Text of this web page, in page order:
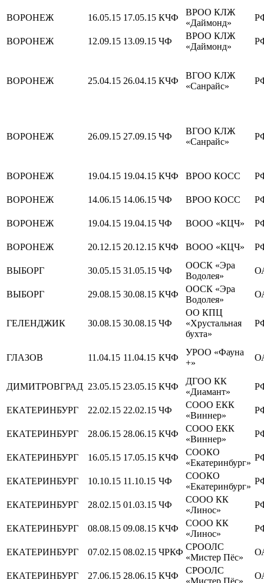
ВОРОНЕЖ 16.05.15 17.05.15 КЧФ
ВРОО КЛЖ
«Даймонд»
ВОРОНЕЖ 12.09.15 13.09.15 ЧФ
ВРОО КЛЖ
«Даймонд»
ВОРОНЕЖ 25.04.15 26.04.15 КЧФ
ВГОО КЛЖ
«Санрайс»
ВОРОНЕЖ 26.09.15 27.09.15 ЧФ
ВГОО КЛЖ
«Санрайс»
ВОРОНЕЖ 19.04.15 19.04.15 КЧФ ВРОО КОСС
ВОРОНЕЖ 14.06.15 14.06.15 ЧФ ВРОО КОСС
ВОРОНЕЖ 19.04.15 19.04.15 ЧФ ВООО «КЦЧ»
ВОРОНЕЖ 20.12.15 20.12.15 КЧФ ВООО «КЦЧ»
ВЫБОРГ 30.05.15 31.05.15 ЧФ
ООСК «Эра
Водолея»
ВЫБОРГ 29.08.15 30.08.15 КЧФ
ООСК «Эра
Водолея»
ГЕЛЕНДЖИК 30.08.15 30.08.15 ЧФ
ОО КПЦ
«Хрустальная
бухта»
ГЛАЗОВ 11.04.15 11.04.15 КЧФ
УРОО «Фауна
+»
ДИМИТРОВГРАД 23.05.15 23.05.15 КЧФ
ДГОО КК
«Диамант»
ЕКАТЕРИНБУРГ 22.02.15 22.02.15 ЧФ
СООО ЕКК
«Виннер»
ЕКАТЕРИНБУРГ 28.06.15 28.06.15 КЧФ
СООО ЕКК
«Виннер»
ЕКАТЕРИНБУРГ 16.05.15 17.05.15 КЧФ
СООКО
«Екатеринбург»
ЕКАТЕРИНБУРГ 10.10.15 11.10.15 ЧФ
СООКО
«Екатеринбург»
ЕКАТЕРИНБУРГ 28.02.15 01.03.15 ЧФ
СООО КК
«Линос»
ЕКАТЕРИНБУРГ 08.08.15 09.08.15 КЧФ
СООО КК
«Линос»
ЕКАТЕРИНБУРГ 07.02.15 08.02.15 ЧРКФ
СРООЛС
«Мистер Пёс»
ЕКАТЕРИНБУРГ 27.06.15 28.06.15 КЧФ
СРООЛС